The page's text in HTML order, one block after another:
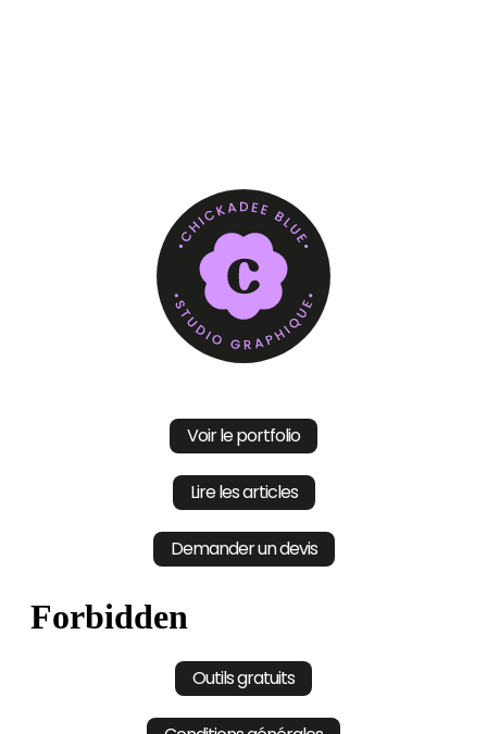
Voir le portfolio
Lire les articles
Demander un devis
Outils gratuits